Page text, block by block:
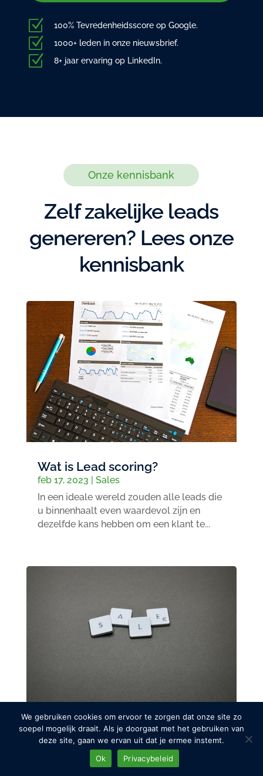
Z 100% Tevredenheidsscore op Google.
Z 1000+ leden in onze nieuwsbrief.
Z 8+ jaar ervaring op LinkedIn.
Onze kennisbank
Zelf zakelijke leads
genereren? Lees onze
kennisbank
Wat is Lead scoring?
feb 17, 2023 | Sales
In een ideale wereld zouden alle leads die
u binnenhaalt even waardevol zijn en
dezelfde kans hebben om een klant te...
Hoe stel je een Verkoopproces
op?
Sales
We gebruiken cookies om ervoor te zorgen dat onze site zo
soepel mogelijk draait. Als je doorgaat met het gebruiken van
deze site, gaan we ervan uit dat je ermee instemt.
Ok
Privacybeleid